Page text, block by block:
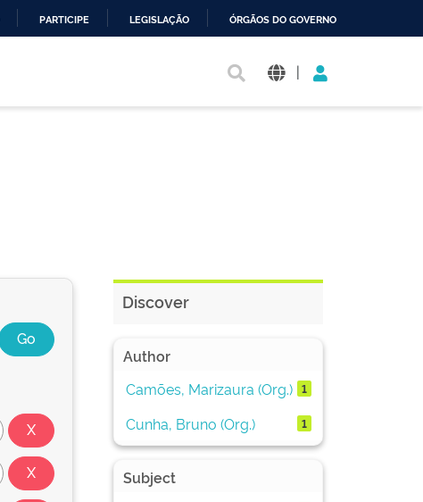
PARTICIPE LEGISLAÇÃO ÓRGÃOS DO GOVERNO
|
Discover
Author
Camões, Marizaura (Org.)
1
Cunha, Bruno (Org.) 1
Subject